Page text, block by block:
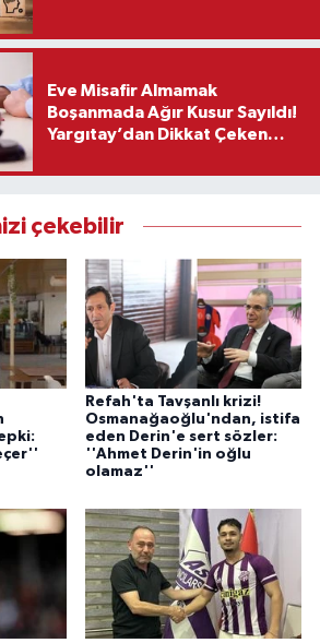
Eve Misafir Almamak
Boşanmada Ağır Kusur Sayıldı!
Yargıtay’dan Dikkat Çeken
çekebilir
Refah'ta Tavşanlı krizi!
Osmanağaoğlu'ndan, istifa
eden Derin'e sert sözler:
''Ahmet Derin'in oğlu
olamaz''